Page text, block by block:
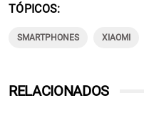
TÓPICOS
SMARTPHONES XIAOMI
RELACIONADOS